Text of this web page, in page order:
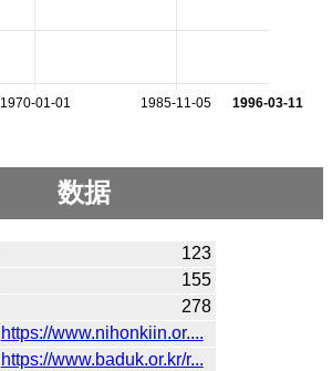
1970-01-01 1985-11-05 1996-03-11
数据
123
155
278
https://www.nihonkiin.or....
https://www.baduk.or.kr/r...